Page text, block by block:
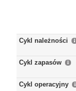
Cykl należności
Cykl zapasów
Cykl operacyjny